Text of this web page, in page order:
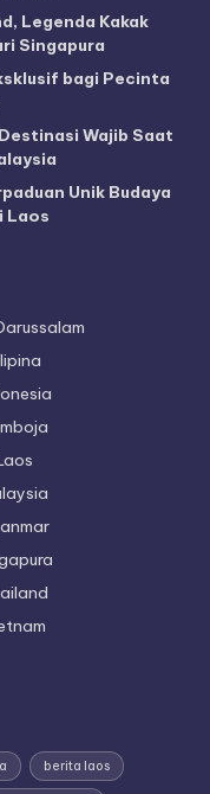
Legenda Kakak
Singapura
bagi Pecinta
Wajib Saat
Unik Budaya
Laos
berita laos